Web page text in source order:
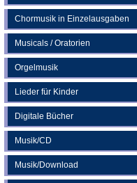
Chormusik in Einzelausgaben
Musicals / Oratorien
Orgelmusik
Lieder für Kinder
Digitale Bücher
Musik/CD
Musik/Download